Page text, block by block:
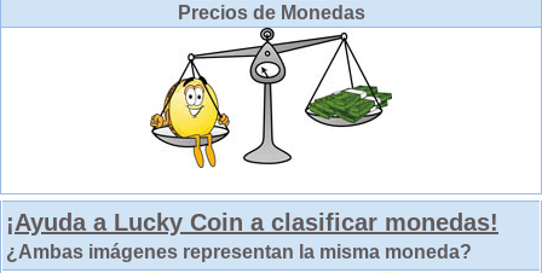
Precios de Monedas
¡Ayuda a Lucky Coin a clasificar monedas!
¿Ambas imágenes representan la misma moneda?